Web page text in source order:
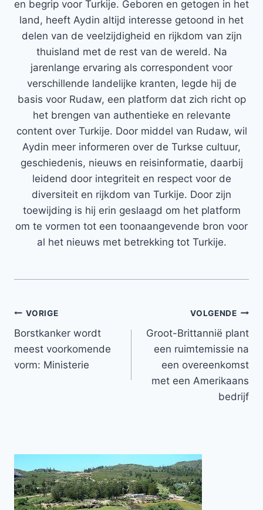
en begrip voor Turkije. Geboren en getogen in het
land, heeft Aydin altijd interesse getoond in het
delen van de veelzijdigheid en rijkdom van zijn
thuisland met de rest van de wereld. Na
jarenlange ervaring als correspondent voor
verschillende landelijke kranten, legde hij de
basis voor Rudaw, een platform dat zich richt op
het brengen van authentieke en relevante
content over Turkije. Door middel van Rudaw, wil
Aydin meer informeren over de Turkse cultuur,
geschiedenis, nieuws en reisinformatie, daarbij
leidend door integriteit en respect voor de
diversiteit en rijkdom van Turkije. Door zijn
toewijding is hij erin geslaagd om het platform
om te vormen tot een toonaangevende bron voor
al het nieuws met betrekking tot Turkije.
Bericht
navigatie
VORIGE
Borstkanker wordt
meest voorkomende
vorm: Ministerie
VOLGENDE
Groot-Brittannië plant
een ruimtemissie na
een overeenkomst
met een Amerikaans
bedrijf